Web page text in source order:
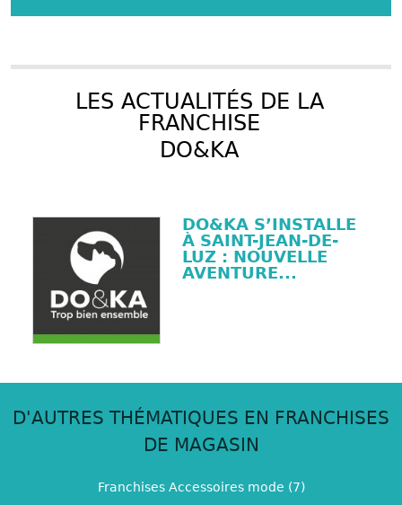
LES ACTUALITÉS DE LA
FRANCHISE
DO&KA
DO&KA S’INSTALLE
À SAINT-JEAN-DE-
LUZ : NOUVELLE
AVENTURE...
D'AUTRES THÉMATIQUES EN FRANCHISES
DE MAGASIN
Franchises Accessoires mode (7)